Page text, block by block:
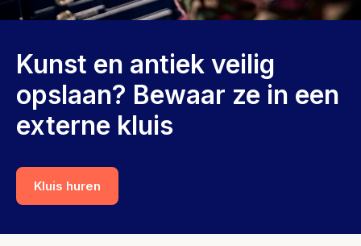
Kunst en antiek veilig
opslaan? Bewaar ze in een
externe kluis
Kluis huren